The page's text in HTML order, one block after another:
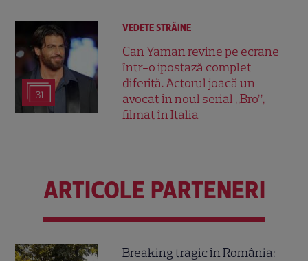
31
VEDETE STRĂINE
Can Yaman revine pe ecrane
într-o ipostază complet
diferită. Actorul joacă un
avocat în noul serial „Bro”,
filmat în Italia
ARTICOLE PARTENERI
Breaking tragic în România: